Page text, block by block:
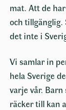
mat. Att de
och
det inte i
Vi samlar in
hela Sverige
varje vår.
räcker till kan